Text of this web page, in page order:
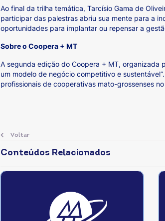
Ao final da trilha temática, Tarcísio Gama de
participar das palestras abriu sua mente para a
oportunidades para implantar ou repensar a
Sobre o Coopera + MT
A segunda edição do Coopera + MT, organizada
um modelo de negócio competitivo e
profissionais de cooperativas mato-grossenses
Voltar
Conteúdos Relacionados